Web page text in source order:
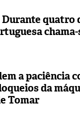
Durante quatro
chama-
a paciência
da
Tomar